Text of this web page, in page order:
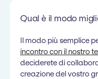
Qual è il modo
Il modo più semplice
incontro con il nostro
deciderete di
creazione del vostro